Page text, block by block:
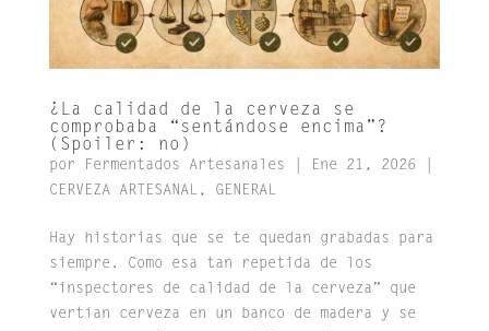
¿La calidad de la cerveza se
comprobaba “sentándose encima”?
(Spoiler: no)
por Fermentados Artesanales Ene 21, 2026
CERVEZA ARTESANAL, GENERAL
Hay historias que se te quedan grabadas para
siempre. Como esa tan repetida de los
“inspectores de calidad de la cerveza” que
vertían cerveza en un banco de madera y se